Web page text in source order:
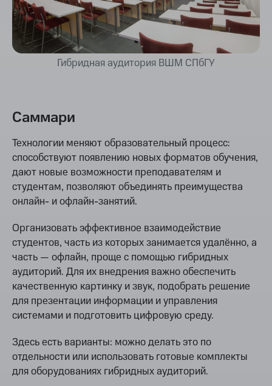
Гибридная аудитория ВШМ СПбГУ
Саммари
Технологии меняют образовательный процесс:
способствуют появлению новых форматов обучения,
дают новые возможности преподавателям и
студентам, позволяют объединять преимущества
онлайн- и офлайн-занятий.
Организовать эффективное взаимодействие
студентов, часть из которых занимается удалённо, а
часть — офлайн, проще с помощью гибридных
аудиторий. Для их внедрения важно обеспечить
качественную картинку и звук, подобрать решение
для презентации информации и управления
системами и подготовить цифровую среду.
Здесь есть варианты: можно делать это по
отдельности или использовать готовые комплекты
для оборудованиях гибридных аудиторий.